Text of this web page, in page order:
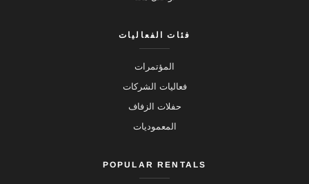
فئات الفعاليات
المؤتمرات
فعاليات الشركات
حفلات الزفاف
المعموديات
POPULAR RENTALS